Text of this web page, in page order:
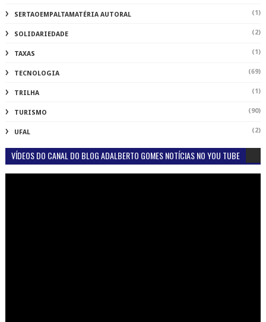
SERTAOEMPALTAMATÉRIA AUTORAL (1)
SOLIDARIEDADE (2)
TAXAS (1)
TECNOLOGIA (69)
TRILHA (1)
TURISMO (90)
UFAL (2)
VÍDEOS DO CANAL DO BLOG ADALBERTO GOMES NOTÍCIAS NO YOU TUBE